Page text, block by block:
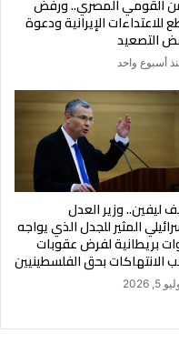
يونيو 2013، وصل إلى دور الـ32 في بطولة العالم، ليصبح
المتوسطية.
نادي روان الفرنسي، وحقق
كما فاز بأول
في نيجيريا.
ست ميداليات متنوعة في الزوجي
القومي المصري.. ورفض
للاعتداءات الإيرانية ودعوة
التصعيد
أسبوع واحد
ليفين.. وزير العدل
المثير للجدل الذي يواجه
بريطانية لفرض عقوبات
الانتهاكات بحق الفلسطينيين
5, 2026